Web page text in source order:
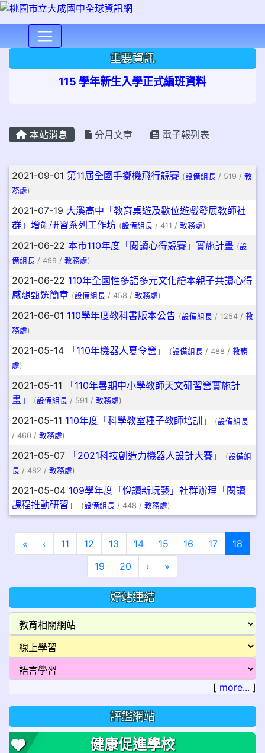
重要資訊
115 學年新生入學正式編班資料
本站消息 分月文章 電子報列表
文章列表
2021-09-01 第11屆全國手擲機飛行競賽 (設備組長 / 519 / 教
務處)
2021-07-19 大溪高中「教育桌遊及數位遊戲發展教師社
群」增能研習系列工作坊 (設備組長 / 411 / 教務處)
2021-06-22 本市110年度「閱讀心得競賽」實施計畫 (設
備組長 / 499 / 教務處)
2021-06-22 110年全國性多語多元文化繪本親子共讀心得
感想甄選簡章 (設備組長 / 458 / 教務處)
2021-06-01 110學年度教科書版本公告 (設備組長 / 1254 / 教
務處)
2021-05-14 「110年機器人夏令營」 (設備組長 / 488 / 教務
處)
2021-05-11
「110年暑期中小學教師天文研習營實施計
畫」
(設備組長 / 591 / 教務處)
2021-05-11 110年度「科學教室種子教師培訓」 (設備組長
/ 460 / 教務處)
2021-05-07 「2021科技創造力機器人設計大賽」 (設備組
長 / 482 / 教務處)
2021-05-04 109學年度「悅讀新玩藝」社群辦理「閱讀
課程推動研習」
(設備組長 / 448 / 教務處)
« 第一頁
‹ 上一頁
11 12 13 14 15 16 17 18
19
20 › 下一頁
»
好站連結
[ more... ]
評鑑網站
健康促進學校